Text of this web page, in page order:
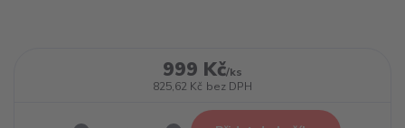
999 Kč/ks
825,62 Kč bez DPH